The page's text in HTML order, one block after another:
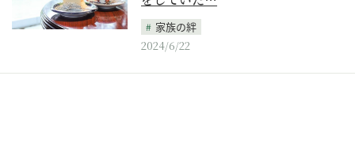
家族の絆
2024/6/22